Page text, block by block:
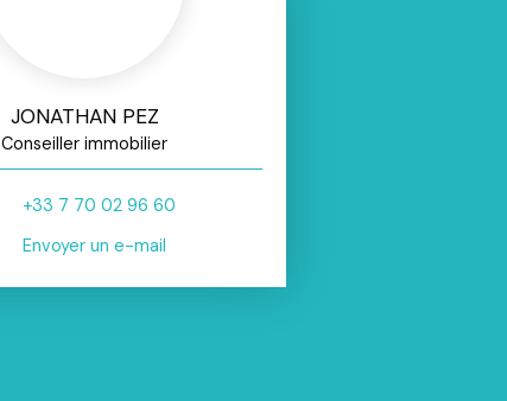
JONATHAN PEZ
Conseiller immobilier
+33 7 70 02 96 60
Envoyer un e-mail